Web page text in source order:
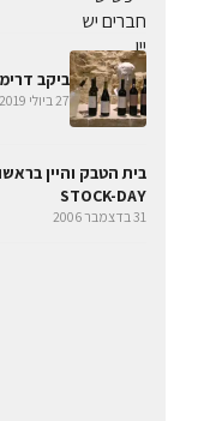
ביקב
27 ביולי 2019
בית הטבק והיין
STOCK-DAY
31 בדצמבר 2006